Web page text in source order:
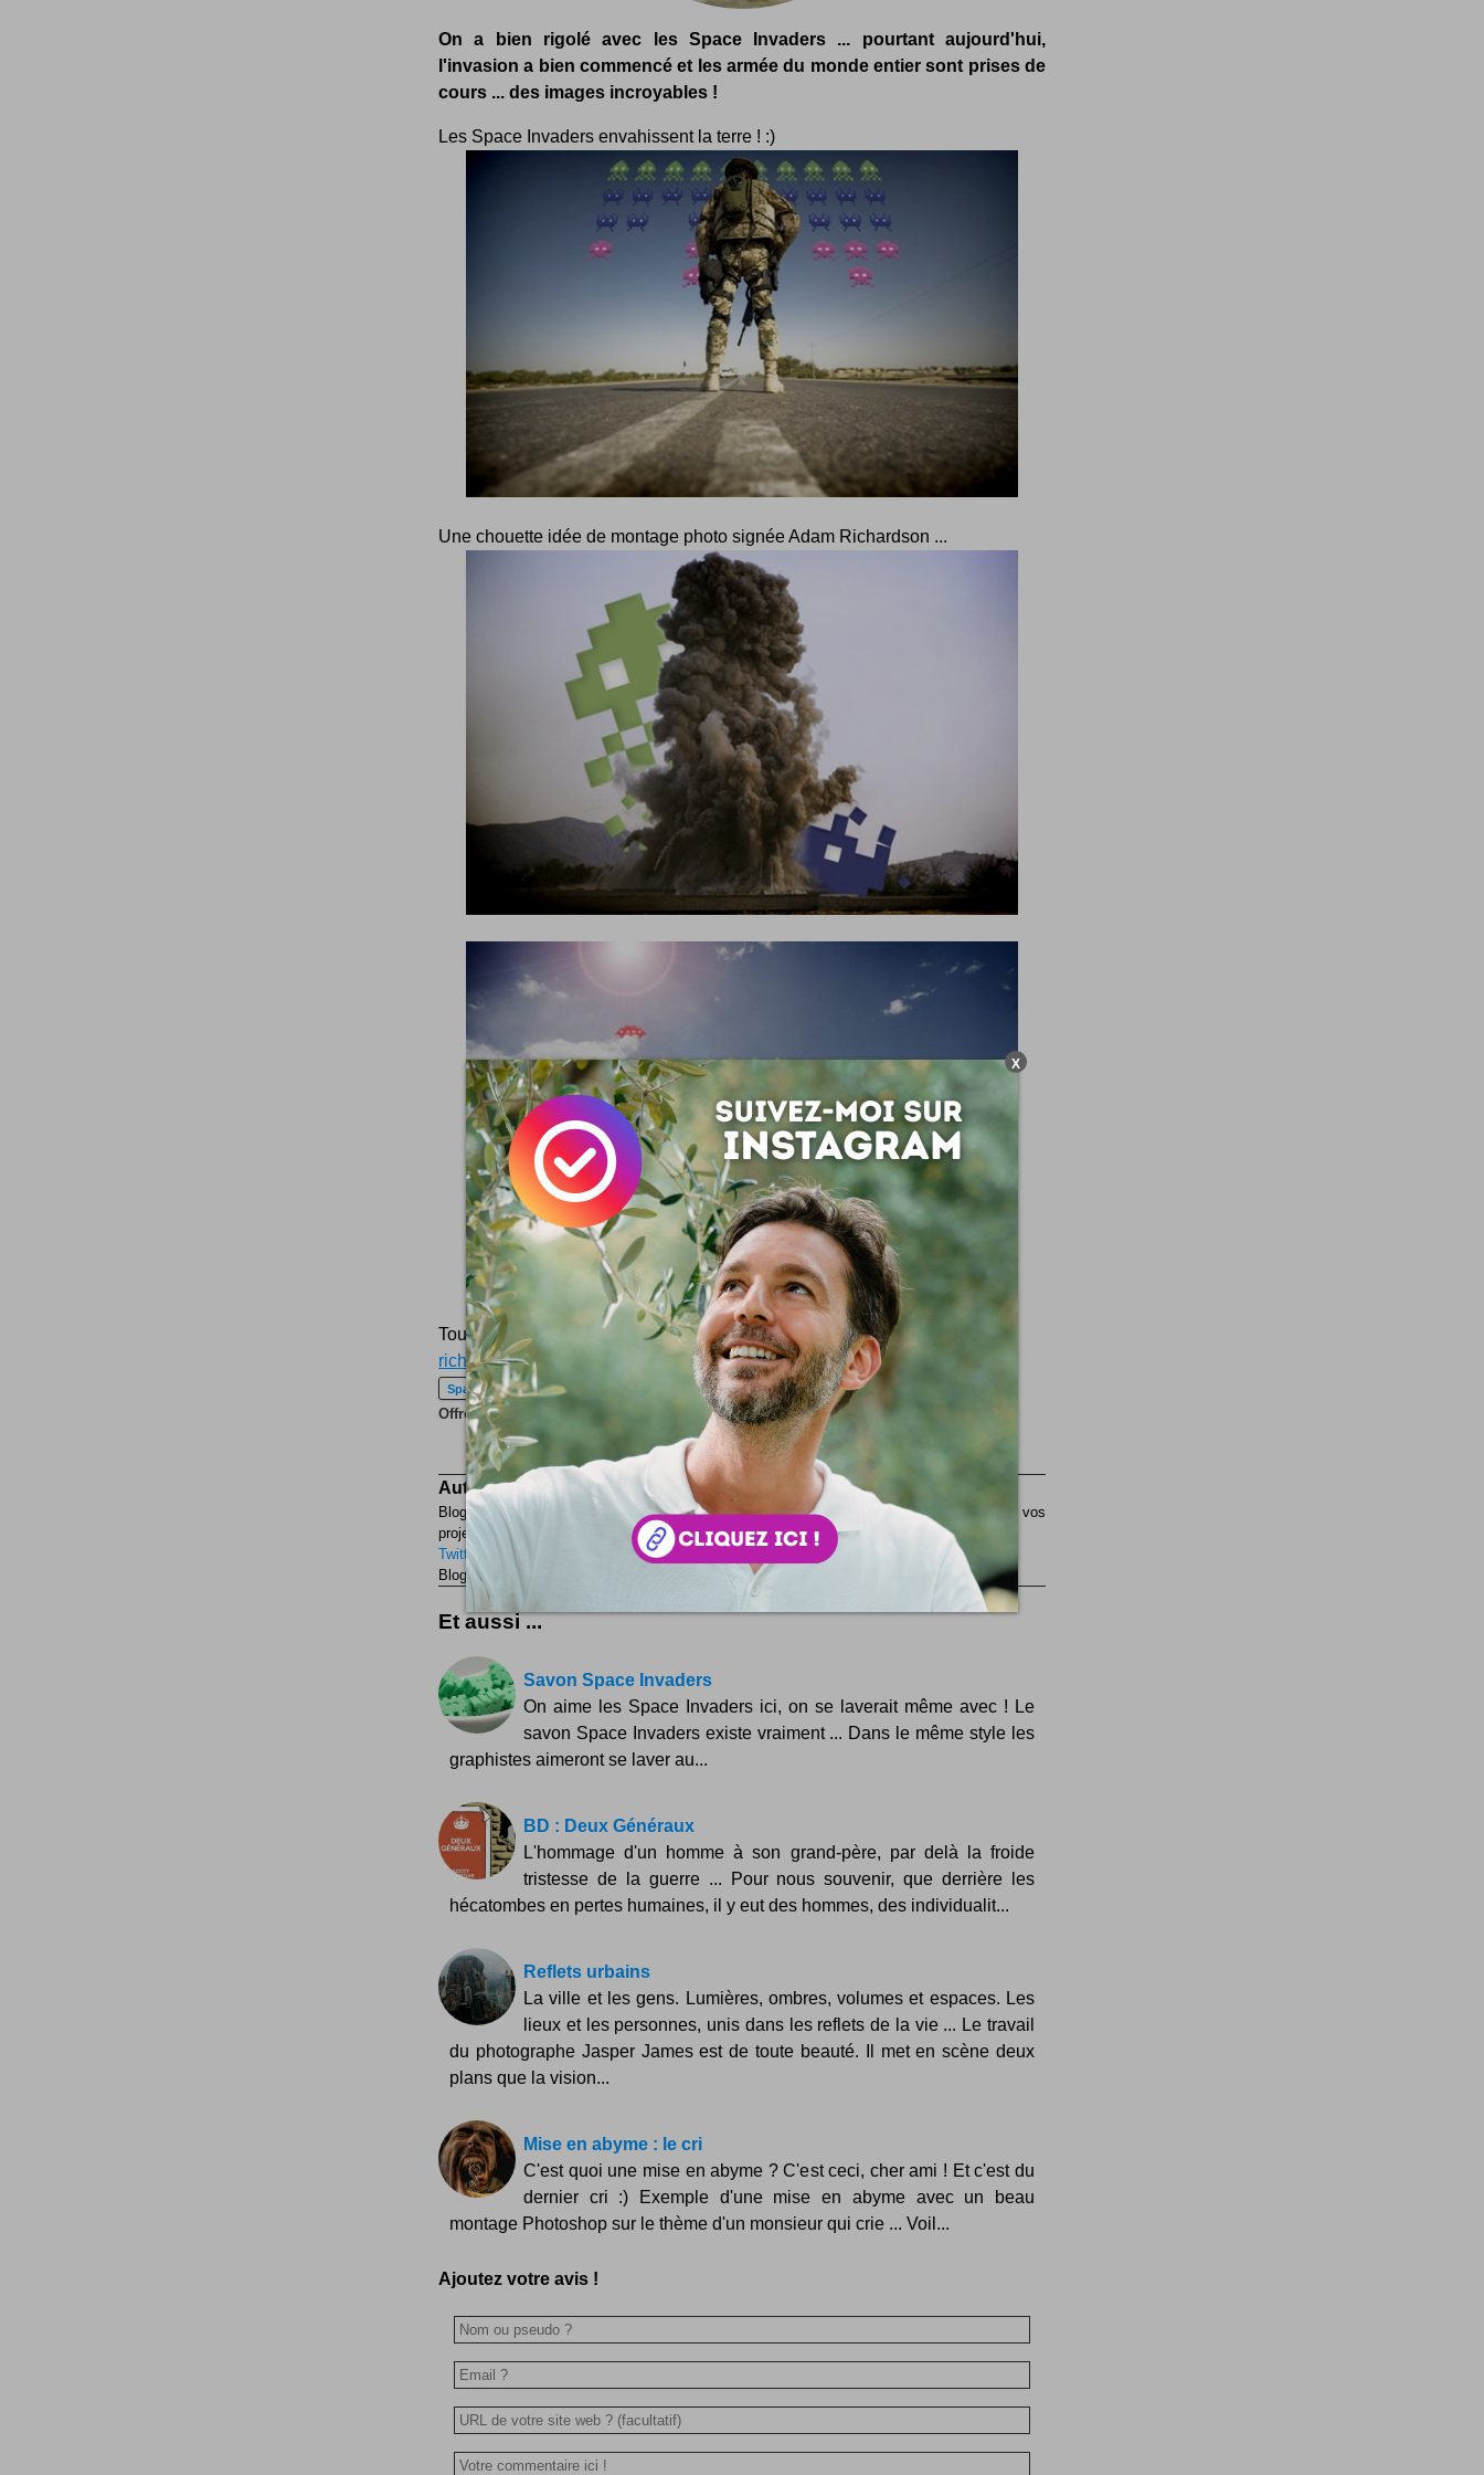
On a bien rigolé avec les Space Invaders ... pourtant aujourd'hui,
l'invasion a bien commencé et les armée du monde entier sont prises de
cours ... des images incroyables !
Les Space Invaders envahissent la terre ! :)
Une chouette idée de montage photo signée Adam Richardson ...
Tous les travaux et projets deAdam Richardsonsur son site
www.adam-
richardson.co.uk
Space Invaders Guerre Montage
Offrez du bonheur à vos contacts :
Save
Auteur :Simon Tripnaux
Blogueur lifestyle - Content manager & expert SEO. Mon job, rendre visible et lisible vos
projets par les mots. Adepte de l'écriture depuis 1978.
Twitter
Facebook
Blogueur ? Auteur ?
Et aussi ...
Savon Space Invaders
On aime les Space Invaders ici, on se laverait même avec ! Le
savon Space Invaders existe vraiment ... Dans le même style les
graphistes aimeront se laver au...
BD : Deux Généraux
L'hommage d'un homme à son grand-père, par delà la froide
tristesse de la guerre ... Pour nous souvenir, que derrière les
hécatombes en pertes humaines, il y eut des hommes, des individualit...
Reflets urbains
La ville et les gens. Lumières, ombres, volumes et espaces. Les
lieux et les personnes, unis dans les reflets de la vie ... Le travail
du photographe Jasper James est de toute beauté. Il met en scène deux
plans que la vision...
Mise en abyme : le cri
C'est quoi une mise en abyme ? C'est ceci, cher ami ! Et c'est du
dernier cri :) Exemple d'une mise en abyme avec un beau
montage Photoshop sur le thème d'un monsieur qui crie ... Voil...
Ajoutez votre avis !
X